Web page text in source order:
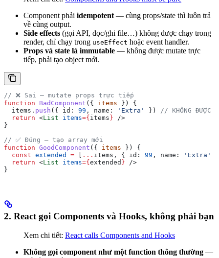
Component phải idempotent — cùng props/state thì luôn trả
về cùng output.
Side effects (gọi API, đọc/ghi file…) không được chạy trong
render, chỉ chạy trong useEffect hoặc event handler.
Props và state là immutable — không được mutate trực
tiếp, phải tạo object mới.
// ❌ Sai — mutate props trực tiếp
function BadComponent ({ items }) {
  items
. push ({ id: 99 , name: 'Extra' }) // KHÔNG
  return
<List items={ items } />
}
// ✅ Đúng — tạo array mới
function GoodComponent ({ items }) {
  const
extended = ... items , { id: 99 , name: 'Extra'
  return
<List items={ extended } />
}
2. React gọi Components và Hooks, không phải bạn
Xem chi tiết: React calls Components and Hooks
Không gọi component như một function thông thường —